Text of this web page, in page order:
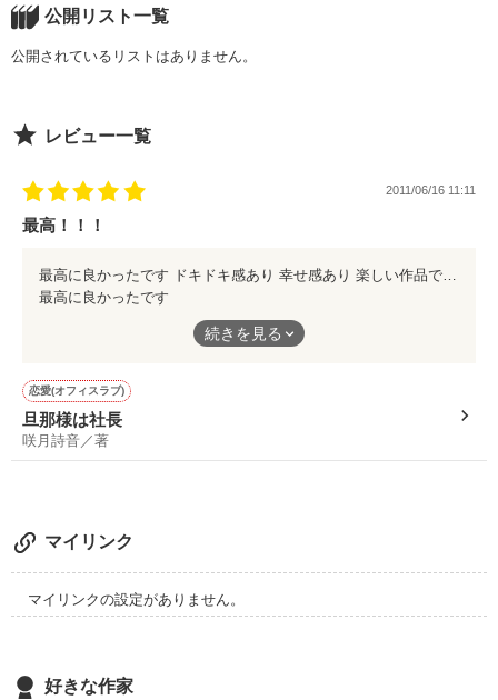
ドキドキ感を味合わせてください」
最後の恋に必死だった
現実が待っている。
笑顔で別れる自信がない私は
黙って部屋から消え去ったのだった。
感謝感謝でいっぱいです！
ありがとうございます！！！
言われ放題の美波に
キツイ言葉で2人を追い払ってくれたのは
救世主同じ課の課長大谷康介だった。
「本気だけど？
いつも本気！真剣勝負してる
こっちの本気を冗談に取るのは
「あいつよりオレの方がいいと思うよって
つい先週も言ったよな」
「あーもーーー！！！
オレはっ！就任してきてから
美波に惚れてたの！」
そんな矢先チャンスが
・・・・・無理・・・・・
ナンパで出会ったタケに
それに書いてあった番号に
あたしはＴＥＬをかけた！
これがあたしの運命の始まりなのだ
かけて正解だったのか？
かけなかった方が良かったのか？
2024年9月
一部修正しました。
公開リスト一覧
公開されているリストはありません。
レビュー一覧
2011/06/16 11:11
最高！！！
最高に良かったです ドキドキ感あり 幸せ感あり 楽しい作品でした このシリーズずっと 応援します（*^_^*）
最高に良かったです
このシリーズずっと
応援します（*^_^*）
続きを見る
恋愛(オフィスラブ)
旦那様は社長
咲月詩音／著
マイリンク
マイリンクの設定がありません。
好きな作家